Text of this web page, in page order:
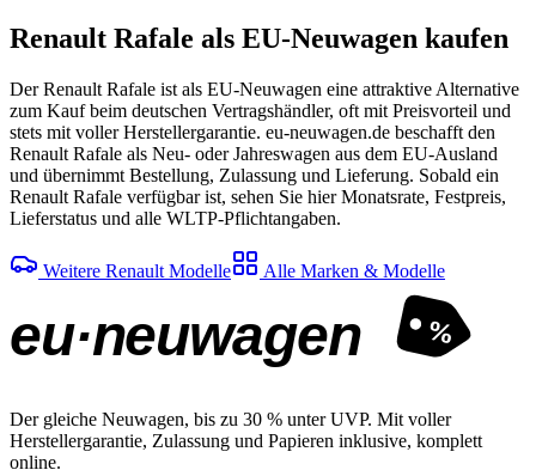
Renault Rafale als EU-Neuwagen kaufen
Der Renault Rafale ist als EU-Neuwagen eine attraktive Alternative
zum Kauf beim deutschen Vertragshändler, oft mit Preisvorteil und
stets mit voller Herstellergarantie. eu-neuwagen.de beschafft den
Renault Rafale als Neu- oder Jahreswagen aus dem EU-Ausland
und übernimmt Bestellung, Zulassung und Lieferung. Sobald ein
Renault Rafale verfügbar ist, sehen Sie hier Monatsrate, Festpreis,
Lieferstatus und alle WLTP-Pflichtangaben.
Weitere Renault Modelle Alle Marken & Modelle
eu·neuwagen %
Der gleiche Neuwagen, bis zu 30 % unter UVP. Mit voller
Herstellergarantie, Zulassung und Papieren inklusive, komplett
online.